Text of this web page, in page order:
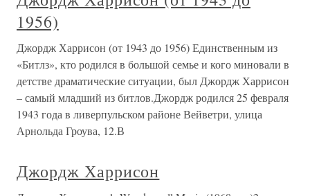
1956)
Джордж Харрисон (от 1943 до 1956) Единственным из
«Битлз», кто родился в большой семье и кого миновали в
детстве драматические ситуации, был Джордж Харрисон
– самый младший из битлов.Джордж родился 25 февраля
1943 года в ливерпульском районе Вейветри, улица
Арнольда Гроува, 12.В
Джордж Харрисон